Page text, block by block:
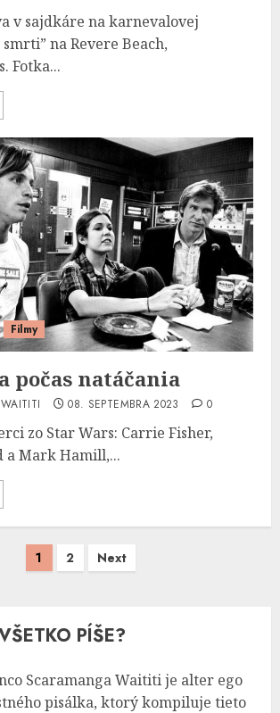
v sajdkáre na karnevalovej
na Revere Beach,
Fotka...
Filmy
počas natáčania
08. SEPTEMBRA 2023 0
zo Star Wars: Carrie Fisher,
a Mark Hamill,...
1 2 Next
PÍŠE?
Scaramanga Waititi je alter ego
pisálka, ktorý kompiluje tieto